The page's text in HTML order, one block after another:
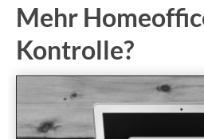
Mehr
Kontrolle?